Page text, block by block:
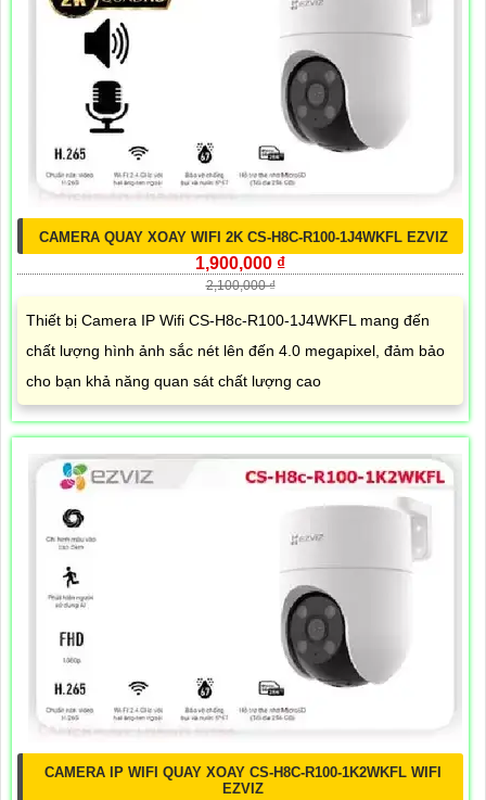
CAMERA QUAY XOAY WIFI 2K CS-H8C-R100-1J4WKFL EZVIZ
1,900,000 ₫
2,100,000 ₫
Thiết bị Camera IP Wifi CS-H8c-R100-1J4WKFL mang đến
chất lượng hình ảnh sắc nét lên đến 4.0 megapixel, đảm bảo
cho bạn khả năng quan sát chất lượng cao
CAMERA IP WIFI QUAY XOAY CS-H8C-R100-1K2WKFL WIFI
EZVIZ